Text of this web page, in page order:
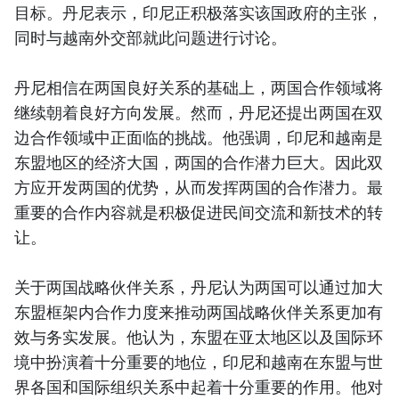
目标。丹尼表示，印尼正积极落实该国政府的主张，
同时与越南外交部就此问题进行讨论。
丹尼相信在两国良好关系的基础上，两国合作领域将
继续朝着良好方向发展。然而，丹尼还提出两国在双
边合作领域中正面临的挑战。他强调，印尼和越南是
东盟地区的经济大国，两国的合作潜力巨大。因此双
方应开发两国的优势，从而发挥两国的合作潜力。最
重要的合作内容就是积极促进民间交流和新技术的转
让。
关于两国战略伙伴关系，丹尼认为两国可以通过加大
东盟框架内合作力度来推动两国战略伙伴关系更加有
效与务实发展。他认为，东盟在亚太地区以及国际环
境中扮演着十分重要的地位，印尼和越南在东盟与世
界各国和国际组织关系中起着十分重要的作用。他对